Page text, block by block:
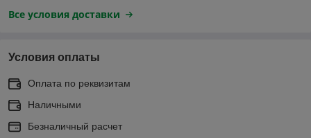
Все условия доставки
Условия оплаты
Оплата по реквизитам
Наличными
Безналичный расчет